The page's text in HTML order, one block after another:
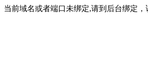
当前域名或者端口未绑定,请到后台绑定